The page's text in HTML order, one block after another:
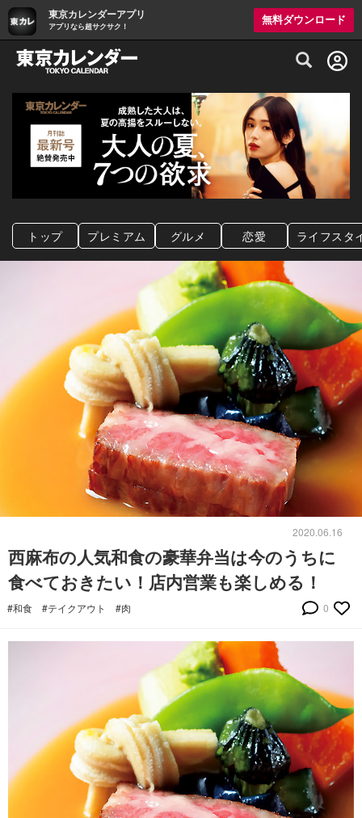
東京カレンダーアプリ
アプリなら超サクサク！
無料ダウンロード
グルメ情報・プレミアムレストラン予約
トップ プレミアム グルメ 恋愛 ライフスタ
2020.06.16
西麻布の人気和食の豪華弁当は今のうちに
食べておきたい！店内営業も楽しめる！
#和食 #テイクアウト #肉 0